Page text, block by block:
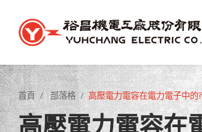
首頁 部落格 高壓電力電容在電力電子中
高壓電力電容在